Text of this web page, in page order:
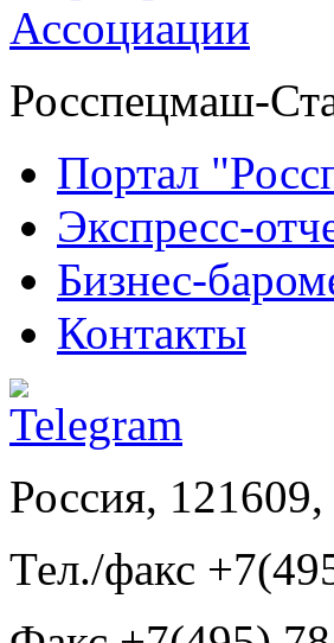
Росспецмаш-
Портал
Экспресс-
Бизнес-
Контакты
Россия,
Тел./факс